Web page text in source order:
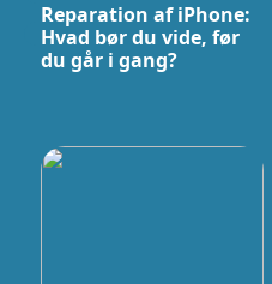
Reparation af iPhone:
Hvad bør du vide, før
du går i gang?